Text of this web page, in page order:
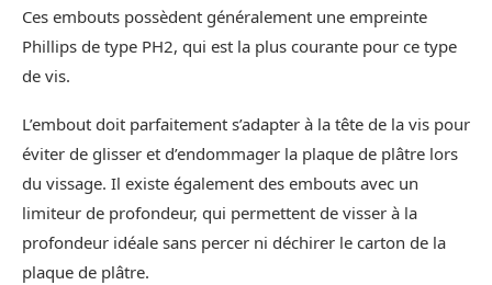
Ces embouts possèdent généralement une empreinte
Phillips de type PH2, qui est la plus courante pour ce type
de vis.
L’embout doit parfaitement s’adapter à la tête de la vis pour
éviter de glisser et d’endommager la plaque de plâtre lors
du vissage. Il existe également des embouts avec un
limiteur de profondeur, qui permettent de visser à la
profondeur idéale sans percer ni déchirer le carton de la
plaque de plâtre.